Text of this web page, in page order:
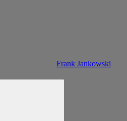
Frank Jankowski